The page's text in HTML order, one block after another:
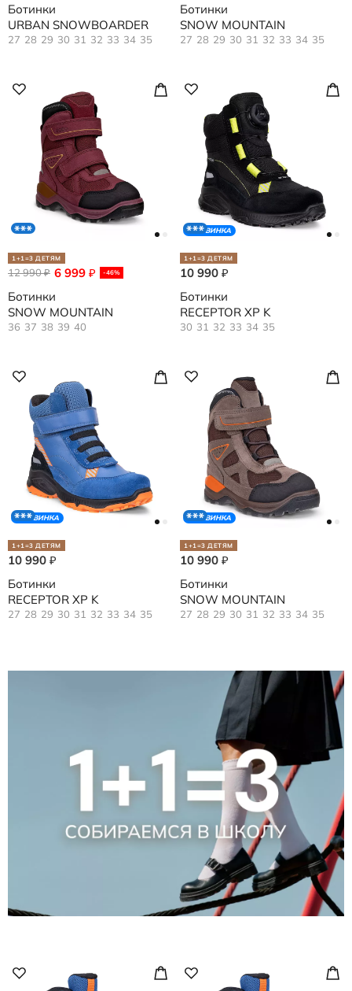
Ботинки
URBAN SNOWBOARDER
27 28 29 30 31 32 33 34 35
Ботинки
SNOW MOUNTAIN
27 28 29 30 31 32 33 34 35
1+1=3 ДЕТЯМ
6 999 ₽ -46%
12 990₽
Ботинки
SNOW MOUNTAIN
36 37 38 39 40
НОВИНКА
1+1=3 ДЕТЯМ
10 990 ₽
Ботинки
RECEPTOR XP K
30 31 32 33 34 35
НОВИНКА
1+1=3 ДЕТЯМ
10 990 ₽
Ботинки
RECEPTOR XP K
27 28 29 30 31 32 33 34 35
НОВИНКА
1+1=3 ДЕТЯМ
10 990 ₽
Ботинки
SNOW MOUNTAIN
27 28 29 30 31 32 33 34 35